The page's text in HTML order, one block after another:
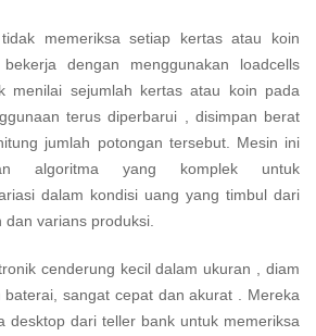
memeriksa setiap kertas atau koin
dengan menggunakan loadcells
menilai sejumlah kertas atau koin pada
terus diperbarui , disimpan berat
jumlah potongan tersebut. Mesin ini
algoritma yang komplek untuk
dalam kondisi uang yang timbul dari
varians produksi.
cenderung kecil dalam ukuran , diam
baterai, sangat cepat dan akurat . Mereka
desktop dari teller bank untuk memeriksa